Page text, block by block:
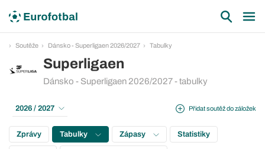
Soutěže Dánsko - Superligaen 2026/2027 Tabulky
Superligaen
Dánsko - Superligaen 2026/2027 - tabulky
Přidat soutěž do záložek
2026 / 2027
Zprávy Tabulky Zápasy Statistiky